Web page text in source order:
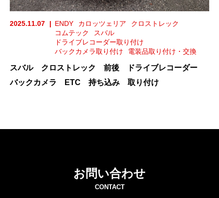
2025.11.07 ENDY カロッツェリア
クロストレック
コムテック
スバル
ドライブレコーダー取り付け
バックカメラ取り付け
電装品取り付け・交換
スバル クロストレック 前後 ドライブレコーダー
バックカメラ ETC 持ち込み 取り付け
お問い合わせ
CONTACT